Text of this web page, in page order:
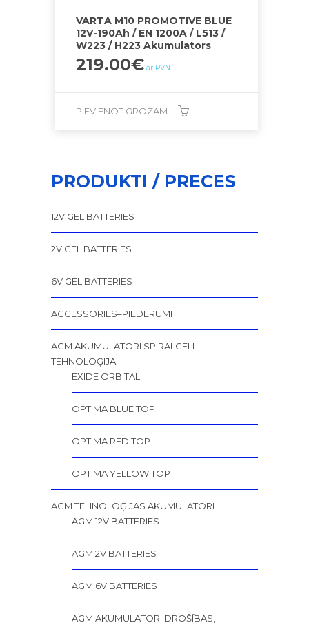
VARTA M10 PROMOTIVE BLUE
12V-190Ah / EN 1200A / L513 /
W223 / H223 Akumulators
219.00€ ar PVN
PIEVIENOT GROZAM
PRODUKTI / PRECES
12V GEL BATTERIES
2V GEL BATTERIES
6V GEL BATTERIES
ACCESSORIES–PIEDERUMI
AGM AKUMULATORI SPIRALCELL
TEHNOLOĢIJA
EXIDE ORBITAL
OPTIMA BLUE TOP
OPTIMA RED TOP
OPTIMA YELLOW TOP
AGM TEHNOLOĢIJAS AKUMULATORI
AGM 12V BATTERIES
AGM 2V BATTERIES
AGM 6V BATTERIES
AGM AKUMULATORI DROŠĪBAS,